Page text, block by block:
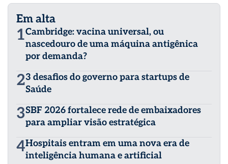
Em alta
1Cambridge: vacina universal, ou
nascedouro de uma máquina antigênica
por demanda?
23 desafios do governo para startups de
Saúde
3SBF 2026 fortalece rede de embaixadores
para ampliar visão estratégica
4Hospitais entram em uma nova era de
inteligência humana e artificial